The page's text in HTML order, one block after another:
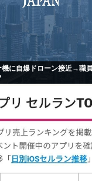
機に自爆ドローン接近→職